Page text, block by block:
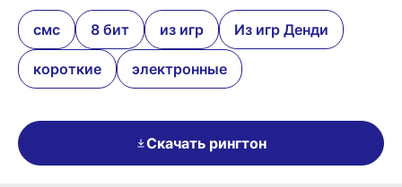
смс 8 бит из игр Из игр Денди
короткие электронные
Скачать рингтон